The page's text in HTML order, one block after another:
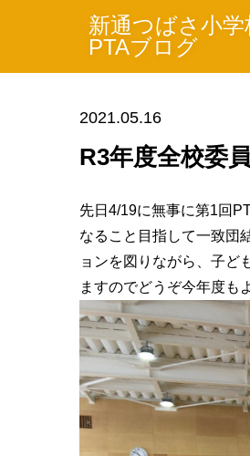
新通つばさ小学
PTAブログ
2021.05.16
R3年度全校委
先日4/19に無事に第1回
なること目指して一致団
ョンを図りながら、子ど
ますのでどうぞ今年度も